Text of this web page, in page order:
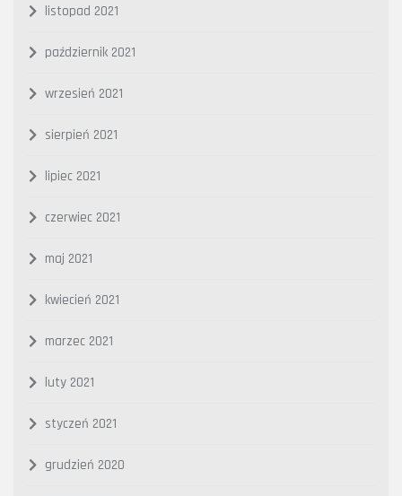
listopad 2021
październik 2021
wrzesień 2021
sierpień 2021
lipiec 2021
czerwiec 2021
maj 2021
kwiecień 2021
marzec 2021
luty 2021
styczeń 2021
grudzień 2020